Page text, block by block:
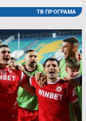
ТВ ПРОГРАМА